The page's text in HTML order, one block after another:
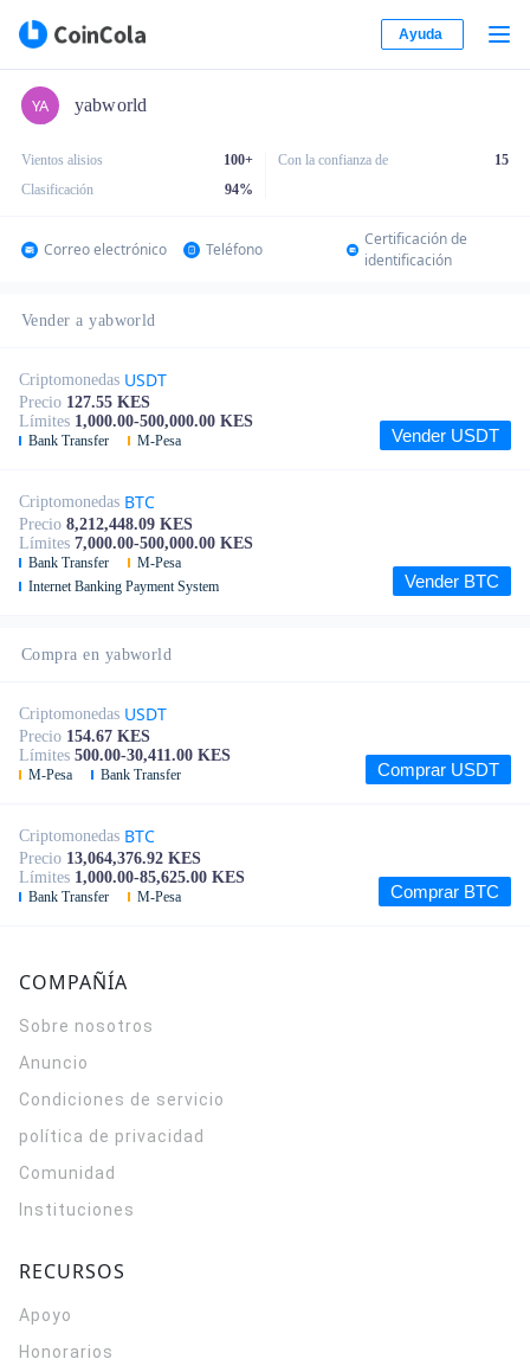
Ayuda
yabworld
Vientos alisios
100+
Clasificación
94%
Con la confianza de 15
Correo electrónico Teléfono
Certificación de
identificación
Vender a yabworld
Criptomonedas USDT
Precio 127.55 KES
Límites 1,000.00-500,000.00 KES
Bank Transfer M-Pesa Vender USDT
Criptomonedas BTC
Precio 8,212,448.09 KES
Límites 7,000.00-500,000.00 KES
Bank Transfer
M-Pesa
Internet Banking Payment System
Vender BTC
Compra en yabworld
Criptomonedas USDT
Precio 154.67 KES
Límites 500.00-30,411.00 KES
M-Pesa Bank Transfer Comprar USDT
Criptomonedas BTC
Precio 13,064,376.92 KES
Límites 1,000.00-85,625.00 KES
Bank Transfer M-Pesa Comprar BTC
COMPAÑÍA
Sobre nosotros
Anuncio
Condiciones de servicio
política de privacidad
Comunidad
Instituciones
RECURSOS
Apoyo
Honorarios